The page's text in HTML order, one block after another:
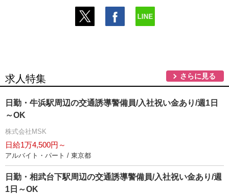
求人特集 さらに見る
日勤・牛浜駅周辺の交通誘導警備員/入社祝い金あり/週1日
～OK
株式会社MSK
日給1万4,500円～
アルバイト・パート / 東京都
日勤・相武台下駅周辺の交通誘導警備員/入社祝い金あり/週
1日～OK